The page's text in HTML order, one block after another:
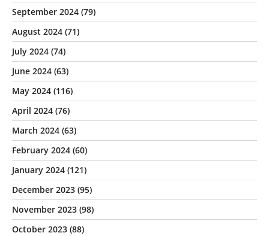
September 2024 (79)
August 2024 (71)
July 2024 (74)
June 2024 (63)
May 2024 (116)
April 2024 (76)
March 2024 (63)
February 2024 (60)
January 2024 (121)
December 2023 (95)
November 2023 (98)
October 2023 (88)